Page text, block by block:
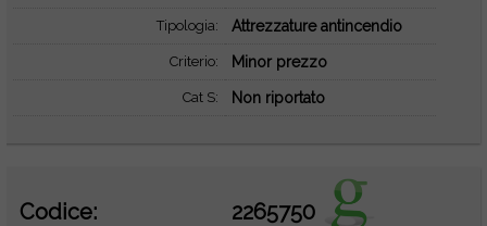
Tipologia: Attrezzature antincendio
Criterio: Minor prezzo
Cat S: Non riportato
Codice: 2265750